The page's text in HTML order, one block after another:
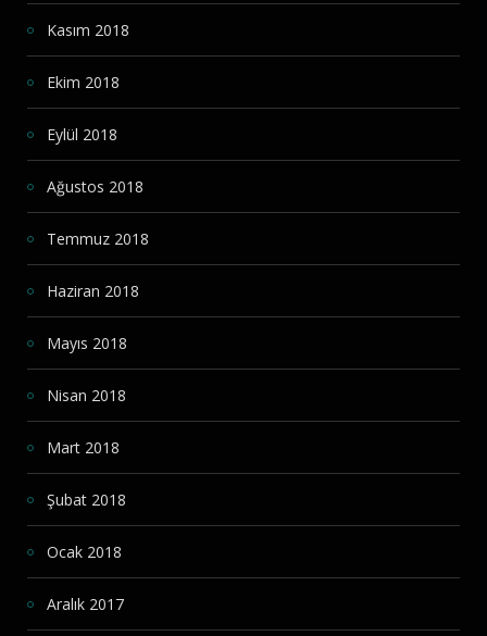
Kasım 2018
Ekim 2018
Eylül 2018
Ağustos 2018
Temmuz 2018
Haziran 2018
Mayıs 2018
Nisan 2018
Mart 2018
Şubat 2018
Ocak 2018
Aralık 2017